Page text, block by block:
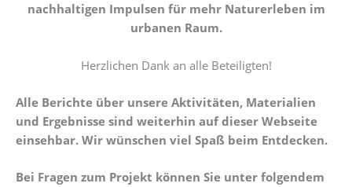
nachhaltigen Impulsen für mehr Naturerleben im
urbanen Raum.
Herzlichen Dank an alle Beteiligten!
Alle Berichte über unsere Aktivitäten, Materialien
und Ergebnisse sind weiterhin auf dieser Webseite
einsehbar. Wir wünschen viel Spaß beim Entdecken.
Bei Fragen zum Projekt können Sie unter folgendem